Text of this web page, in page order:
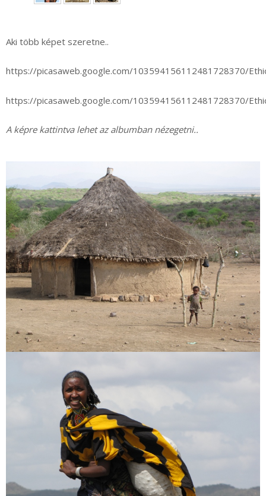
Aki több képet szeretne..
https://picasaweb.google.com/103594156112481728370/
https://picasaweb.google.com/103594156112481728370/
A képre kattintva lehet az albumban nézegetni..